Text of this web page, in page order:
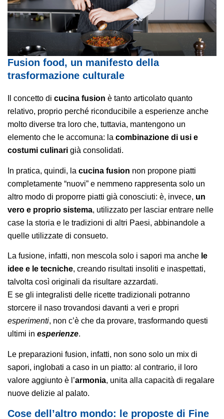
Fusion food, un manifesto della
trasformazione culturale
Il concetto di cucina fusion è tanto articolato quanto
relativo, proprio perché riconducibile a esperienze anche
molto diverse tra loro che, tuttavia, mantengono un
elemento che le accomuna: la combinazione di usi e
costumi culinari già consolidati.
In pratica, quindi, la cucina fusion non propone piatti
completamente “nuovi” e nemmeno rappresenta solo un
altro modo di proporre piatti già conosciuti: è, invece, un
vero e proprio sistema, utilizzato per lasciar entrare nelle
case la storia e le tradizioni di altri Paesi, abbinandole a
quelle utilizzate di consueto.
La fusione, infatti, non mescola solo i sapori ma anche le
idee e le tecniche, creando risultati insoliti e inaspettati,
talvolta così originali da risultare azzardati.
E se gli integralisti delle ricette tradizionali potranno
storcere il naso trovandosi davanti a veri e propri
esperimenti, non c’è che da provare, trasformando questi
ultimi in esperienze.
Le preparazioni fusion, infatti, non sono solo un mix di
sapori, inglobati a caso in un piatto: al contrario, il loro
valore aggiunto è l’armonia, unita alla capacità di regalare
nuove delizie al palato.
Cose dell’altro mondo: le proposte di Fine